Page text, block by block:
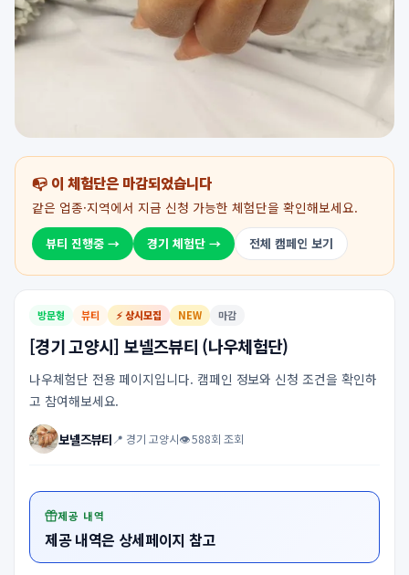
📭 이 체험단은 마감되었습니다
같은 업종·지역에서 지금 신청 가능한 체험단을 확인해보세요.
뷰티 진행중 → 경기 체험단 → 전체 캠페인 보기
방문형 뷰티 ⚡ 상시모집 NEW 마감
[경기 고양시] 보넬즈뷰티 (나우체험단)
나우체험단 전용 페이지입니다. 캠페인 정보와 신청 조건을 확인하
고 참여해보세요.
보넬즈뷰티 📍 경기 고양시👁 588회 조회
제공 내역
제공 내역은 상세페이지 참고